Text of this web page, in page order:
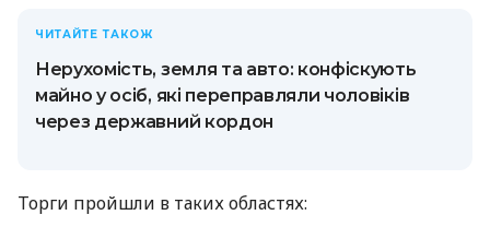
ЧИТАЙТЕ ТАКОЖ
Нерухомість, земля та авто: конфіскують
майно у осіб, які переправляли чоловіків
через державний кордон
Торги пройшли в таких областях: